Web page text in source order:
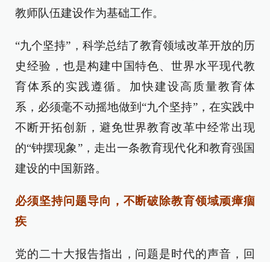
教师队伍建设作为基础工作。
“九个坚持”，科学总结了教育领域改革开放的历
史经验，也是构建中国特色、世界水平现代教
育体系的实践遵循。加快建设高质量教育体
系，必须毫不动摇地做到“九个坚持”，在实践中
不断开拓创新，避免世界教育改革中经常出现
的“钟摆现象”，走出一条教育现代化和教育强国
建设的中国新路。
必须坚持问题导向，不断破除教育领域顽瘴痼
疾
党的二十大报告指出，问题是时代的声音，回